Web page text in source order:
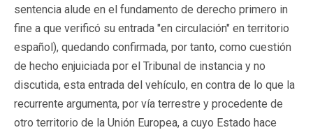
sentencia alude en el fundamento de derecho primero in
fine a que verificó su entrada "en circulación" en territorio
español), quedando confirmada, por tanto, como cuestión
de hecho enjuiciada por el Tribunal de instancia y no
discutida, esta entrada del vehículo, en contra de lo que la
recurrente argumenta, por vía terrestre y procedente de
otro territorio de la Unión Europea, a cuyo Estado hace